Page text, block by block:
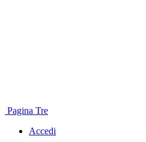
Pagina Tre
Accedi